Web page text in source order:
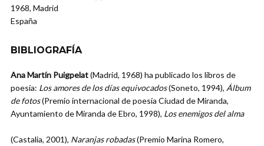
1968, Madrid
España
BIBLIOGRAFÍA
Ana Martín Puigpelat(Madrid, 1968) ha publicado los libros de
poesía: Los amores de los días equivocados(Soneto, 1994), Álbum
de fotos(Premio internacional de poesía Ciudad de Miranda,
Ayuntamiento de Miranda de Ebro, 1998), Los enemigos del alma
(Castalia, 2001), Naranjas robadas(Premio Marina Romero,